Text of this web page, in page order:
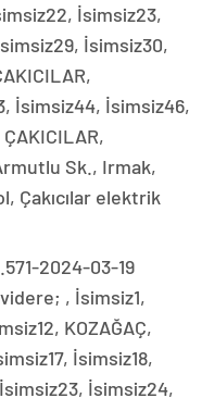
İsimsiz23,
İsimsiz30,
İsimsiz44, İsimsiz46,
Sk., Irmak,
Çakıcılar elektrik
2024-03-19
, İsimsiz1,
KOZAĞAÇ,
İsimsiz18,
İsimsiz24,